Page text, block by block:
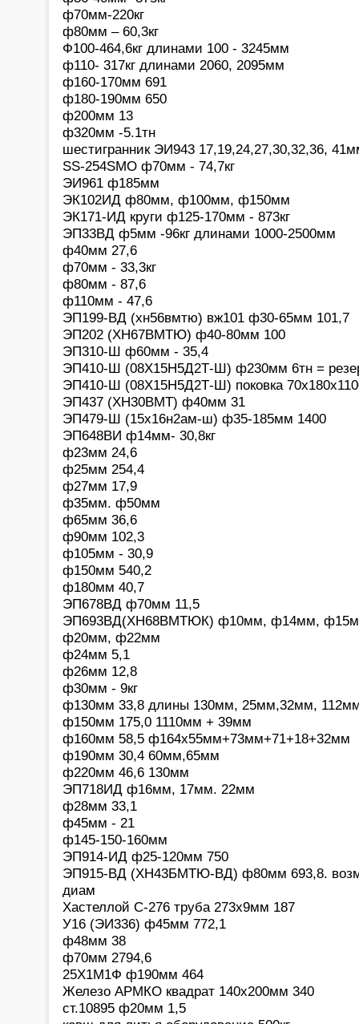
ф70мм-220кг
ф80мм – 60,3кг
Ф100-464,6кг длинами 100 - 3245мм
ф110- 317кг длинами 2060, 2095мм
ф160-170мм 691
ф180-190мм 650
ф200мм 13
ф320мм -5.1тн
шестигранник ЭИ943 17,19,24,27,30,32,36,
SS-254SMO ф70мм - 74,7кг
ЭИ961 ф185мм
ЭК102ИД ф80мм, ф100мм, ф150мм
ЭК171-ИД круги ф125-170мм - 873кг
ЭП33ВД ф5мм -96кг длинами 1000-2500мм
ф40мм 27,6
ф70мм - 33,3кг
ф80мм - 87,6
ф110мм - 47,6
ЭП199-ВД (хн56вмтю) вж101 ф30-65мм 101,7
ЭП202 (ХН67ВМТЮ) ф40-80мм 100
ЭП310-Ш ф60мм - 35,4
ЭП410-Ш (08Х15Н5Д2Т-Ш) ф230мм 6тн =
ЭП410-Ш (08Х15Н5Д2Т-Ш) поковка
ЭП437 (ХН30ВМТ) ф40мм 31
ЭП479-Ш (15х16н2ам-ш) ф35-185мм 1400
ЭП648ВИ ф14мм- 30,8кг
ф23мм 24,6
ф25мм 254,4
ф27мм 17,9
ф35мм. ф50мм
ф65мм 36,6
ф90мм 102,3
ф105мм - 30,9
ф150мм 540,2
ф180мм 40,7
ЭП678ВД ф70мм 11,5
ЭП693ВД(ХН68ВМТЮК) ф10мм, ф14мм,
ф20мм, ф22мм
ф24мм 5,1
ф26мм 12,8
ф30мм - 9кг
ф130мм 33,8 длины 130мм, 25мм,32мм,
ф150мм 175,0 1110мм + 39мм
ф160мм 58,5 ф164х55мм+73мм+71+18+32мм
ф190мм 30,4 60мм,65мм
ф220мм 46,6 130мм
ЭП718ИД ф16мм, 17мм. 22мм
ф28мм 33,1
ф45мм - 21
ф145-150-160мм
ЭП914-ИД ф25-120мм 750
ЭП915-ВД (ХН43БМТЮ-ВД) ф80мм 693,8.
диам
Хастеллой С-276 труба 273х9мм 187
У16 (ЭИ336) ф45мм 772,1
ф48мм 38
ф70мм 2794,6
25Х1М1Ф ф190мм 464
Железо АРМКО квадрат 140х200мм 340
ст.10895 ф20мм 1,5